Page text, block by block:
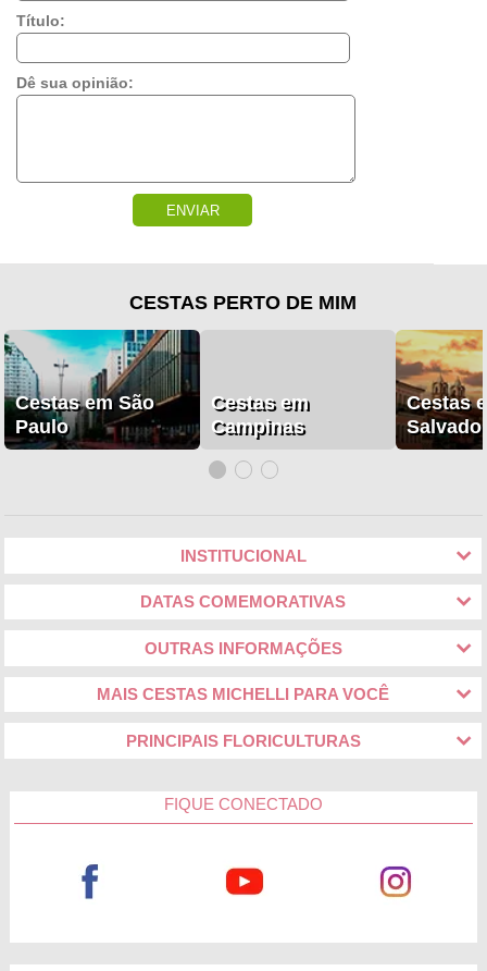
Título:
Dê sua opinião:
ENVIAR
CESTAS PERTO DE MIM
Cestas em São
Paulo
Cestas em
Campinas
Cestas
INSTITUCIONAL
DATAS COMEMORATIVAS
OUTRAS INFORMAÇÕES
MAIS CESTAS MICHELLI PARA VOCÊ
PRINCIPAIS FLORICULTURAS
FIQUE CONECTADO